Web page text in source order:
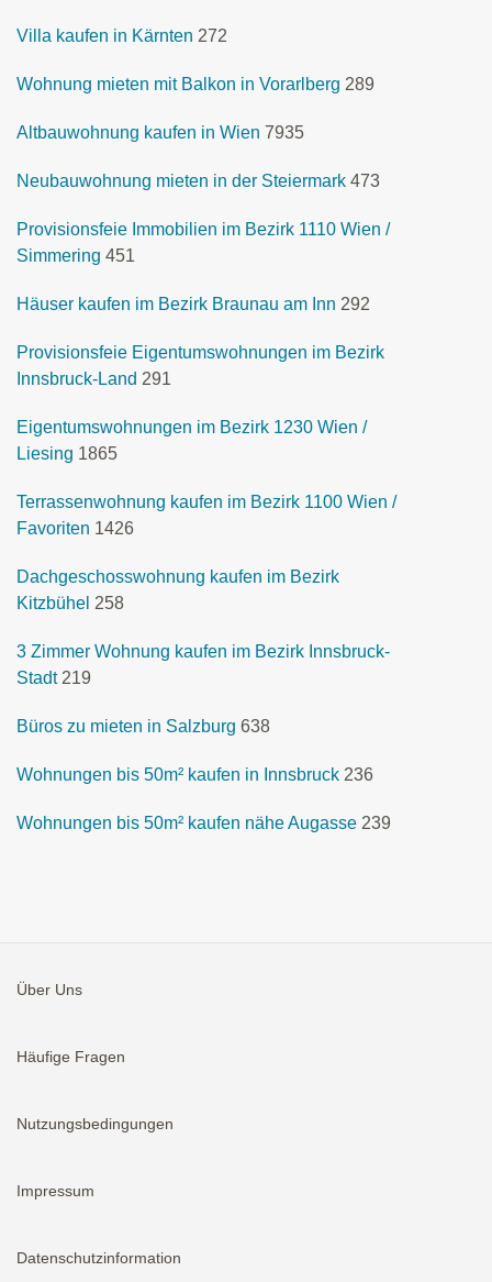
Villa kaufen in Kärnten 272
Wohnung mieten mit Balkon in Vorarlberg 289
Altbauwohnung kaufen in Wien 7935
Neubauwohnung mieten in der Steiermark 473
Provisionsfeie Immobilien im Bezirk 1110 Wien /
Simmering 451
Häuser kaufen im Bezirk Braunau am Inn 292
Provisionsfeie Eigentumswohnungen im Bezirk
Innsbruck-Land 291
Eigentumswohnungen im Bezirk 1230 Wien /
Liesing 1865
Terrassenwohnung kaufen im Bezirk 1100 Wien /
Favoriten 1426
Dachgeschosswohnung kaufen im Bezirk
Kitzbühel 258
3 Zimmer Wohnung kaufen im Bezirk Innsbruck-
Stadt 219
Büros zu mieten in Salzburg 638
Wohnungen bis 50m² kaufen in Innsbruck 236
Wohnungen bis 50m² kaufen nähe Augasse 239
Über Uns
Häufige Fragen
Nutzungsbedingungen
Impressum
Datenschutzinformation